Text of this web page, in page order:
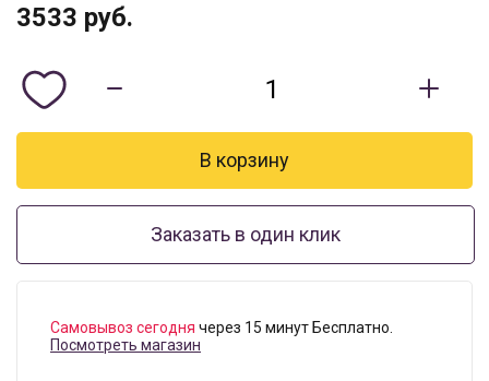
3533 руб.
Заказать в один клик
Самовывоз сегодня через 15 минут Бесплатно.
Посмотреть магазин